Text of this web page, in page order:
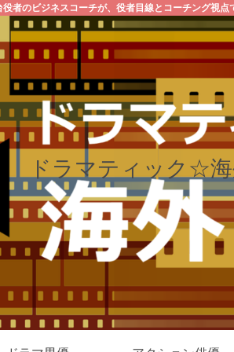
役者のビジネスコーチが、役者目線とコーチング視
ドラマティック☆